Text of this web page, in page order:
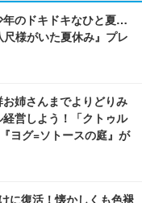
のドキドキなひと夏…
様がいた夏休み』プレ
姉さんまでよりどりみ
営しよう！「クトゥル
ヨグ=ソトースの庭』が
に復活！懐かしくも色褪